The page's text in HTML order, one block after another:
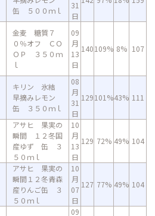
缶 ５００ｍｌ
31
日
金麦 糖質７
０％オフ ＣＯ
ＯＰ ３５０ｍ
ｌ
09
月
13
日
140109% 8% 107
キリン 氷結
早摘みレモン
缶 ３５０ｍｌ
08
月
31
日
129101%43% 111
アサヒ 果実の
瞬間 １２冬国
産ゆず 缶 ３
５０ｍｌ
10
月
13
日
129 72% 49% 104
アサヒ 果実の
瞬間１２冬青森
産りんご缶 ３
５０ｍｌ
10
月
07
日
127 77% 49% 104
09